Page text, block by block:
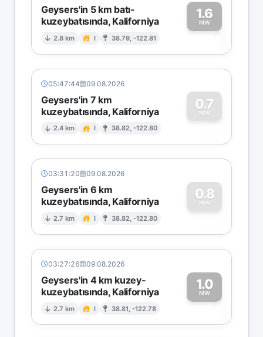
Geysers'in 5 km batı-
kuzeybatısında, Kaliforniya
2.8 km I 38.79, -122.81
1.6
MW1
05:47:44 09.08.2026
Geysers'in 7 km
kuzeybatısında, Kaliforniya
2.4 km I 38.82, -122.80
0.7
MW
0
03:31:20 09.08.2026
Geysers'in 6 km
kuzeybatısında, Kaliforniya
2.7 km I 38.82, -122.80
0.8
MW
0
03:27:26 09.08.2026
Geysers'in 4 km kuzey-
kuzeybatısında, Kaliforniya
2.7 km I 38.81, -122.78
1.0
MW1